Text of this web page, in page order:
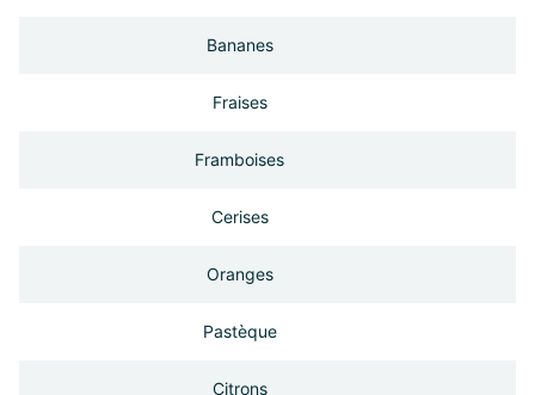
Bananes
Fraises
Framboises
Cerises
Oranges
Pastèque
Citrons